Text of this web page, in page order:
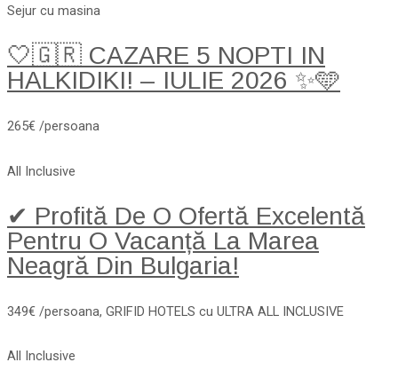
Sejur cu masina
🤍🇬🇷 CAZARE 5 NOPTI IN
HALKIDIKI! – IULIE 2026 ✨🩵
265€ /persoana
All Inclusive
✔ Profită De O Ofertă Excelentă
Pentru O Vacanță La Marea
Neagră Din Bulgaria!
349€ /persoana, GRIFID HOTELS cu ULTRA ALL INCLUSIVE
All Inclusive